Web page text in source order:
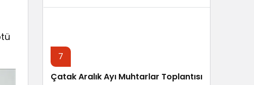
7
Çatak Aralık Ayı Muhtarlar Toplantısı